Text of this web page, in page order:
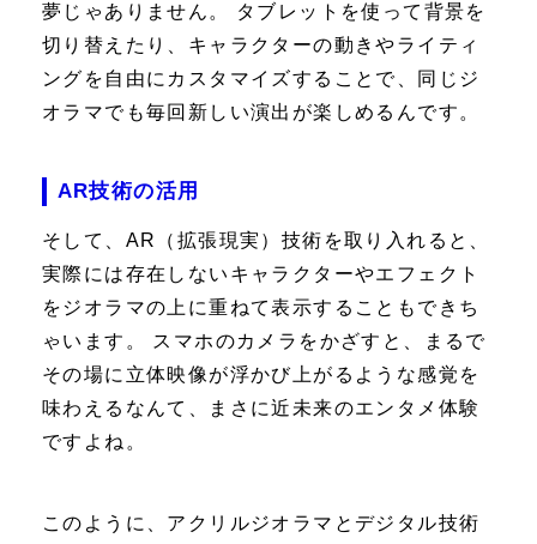
夢じゃありません。 タブレットを使って背景を
切り替えたり、キャラクターの動きやライティ
ングを自由にカスタマイズすることで、同じジ
オラマでも毎回新しい演出が楽しめるんです。
AR技術の活用
そして、AR（拡張現実）技術を取り入れると、
実際には存在しないキャラクターやエフェクト
をジオラマの上に重ねて表示することもできち
ゃいます。 スマホのカメラをかざすと、まるで
その場に立体映像が浮かび上がるような感覚を
味わえるなんて、まさに近未来のエンタメ体験
ですよね。
このように、アクリルジオラマとデジタル技術